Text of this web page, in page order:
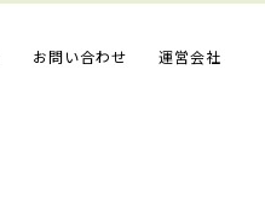
お問い合わせ 運営会社